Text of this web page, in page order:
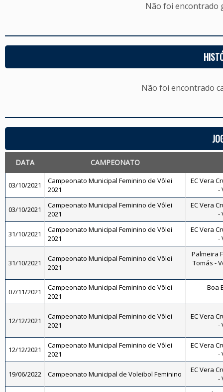
Não foi encontrado
Não foi encontrado
DATA CAMPEONATO
03/10/2021
Campeonato Municipal Feminino de Vôlei
2021
EC Vera
-
03/10/2021
Campeonato Municipal Feminino de Vôlei
2021
EC Vera
-
31/10/2021
Campeonato Municipal Feminino de Vôlei
2021
EC Vera
-
31/10/2021
Campeonato Municipal Feminino de Vôlei
2021
Palmeira
Tomás -
07/11/2021
Campeonato Municipal Feminino de Vôlei
2021
Boa
12/12/2021
Campeonato Municipal Feminino de Vôlei
2021
EC Vera
-
12/12/2021
Campeonato Municipal Feminino de Vôlei
2021
EC Vera
-
19/06/2022 Campeonato Municipal de Voleibol Feminino
EC Vera
-